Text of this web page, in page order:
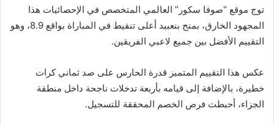
توج موقع “صوفا سكور” العالمي المتخصص في الإحصائيات هذا
المجهود الخارق، بمنح بنعبيد أعلى تنقيط في المباراة بواقع 8.9، وهو
التقييم الأفضل بين جميع لاعبي الفريقين.
عكس هذا التقييم المتميز قدرة الحارس على صد ثماني كرات
خطيرة، بالإضافة إلى قيامه بأربعة تدخلات ناجحة داخل منطقة
الجزاء، أحبطت فرص الخصم المحققة للتسجيل.